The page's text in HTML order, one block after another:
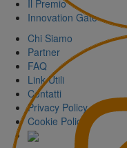
Il Premio
Innovation Gate
Chi Siamo
Partner
FAQ
Link Utili
Contatti
Privacy Policy
Cookie Policy